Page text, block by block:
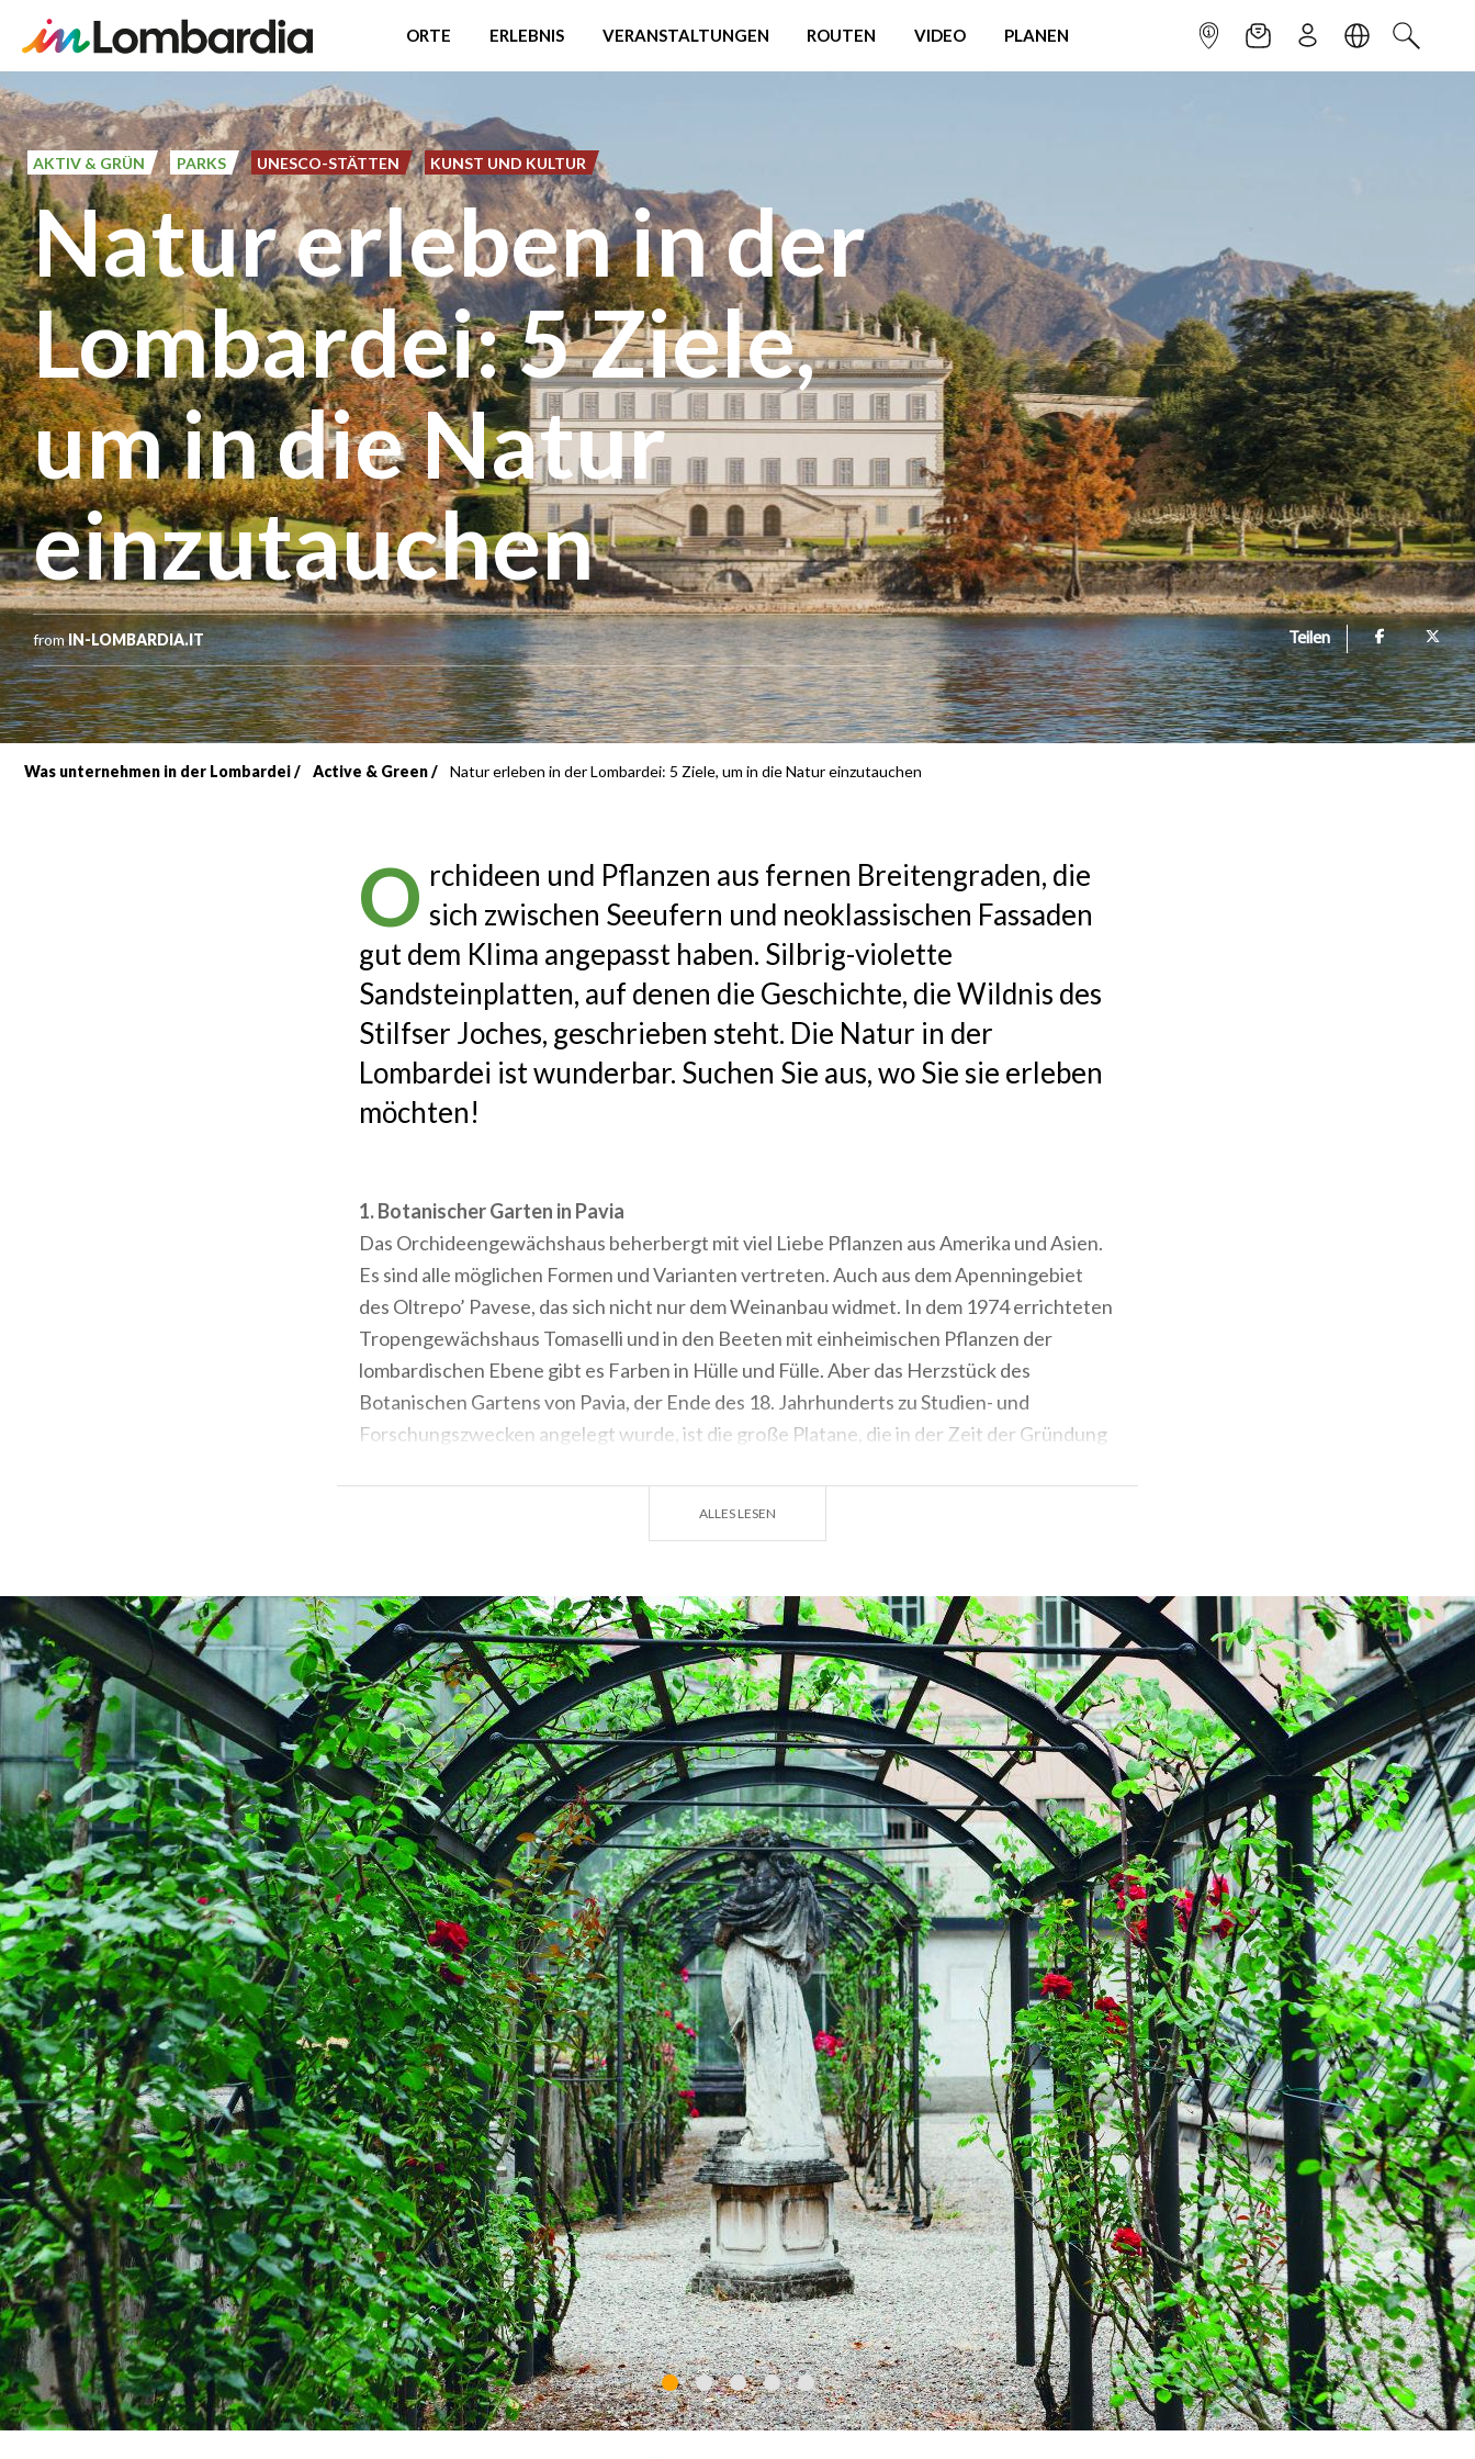
Direkt
zum
Inhalt
ORTE ERLEBNIS VERANSTALTUNGEN ROUTEN VIDEO PLANEN INFOPUNKTNEWSLETTER
ANMELDENSPRACHESUCHEN
AKTIV & GRÜN PARKS UNESCO-STÄTTEN KUNST UND KULTUR
Natur erleben in der
Lombardei: 5 Ziele,
um in die Natur
einzutauchen
fromIN-LOMBARDIA.IT Teilen
Was unternehmen in der Lombardei Active & Green Natur erleben in der Lombardei: 5 Ziele, um in die Natur einzutauchen
O rchideen und Pflanzen aus fernen Breitengraden, die
sich zwischen Seeufern und neoklassischen Fassaden
gut dem Klima angepasst haben. Silbrig-violette
Sandsteinplatten, auf denen die Geschichte, die Wildnis des
Stilfser Joches, geschrieben steht. Die Natur in der
Lombardei ist wunderbar. Suchen Sie aus, wo Sie sie erleben
möchten!
1. Botanischer Garten in Pavia
Das Orchideengewächshaus beherbergt mit viel Liebe Pflanzen aus Amerika und Asien.
Es sind alle möglichen Formen und Varianten vertreten. Auch aus dem Apenningebiet
des Oltrepo’ Pavese, das sich nicht nur dem Weinanbau widmet. In dem 1974 errichteten
Tropengewächshaus Tomaselli und in den Beeten mit einheimischen Pflanzen der
lombardischen Ebene gibt es Farben in Hülle und Fülle. Aber das Herzstück des
Botanischen Gartens von Pavia, der Ende des 18. Jahrhunderts zu Studien- und
Forschungszwecken angelegt wurde, ist die große Platane, die in der Zeit der Gründung
2. Nationalpark Stilfser Joch
Wer das Stilfser Joch schon einmal zu Fuß oder mit dem Fahrrad bewältigt hat, weiß um
die endlosen Kurven, die sich zwischen Wäldern, Almwiesen und kahlen Felsen auf der
lombardischen Seite bis zum höchsten Pass Italiens hinaufschlängeln (2.757 m). Diese
Straße haben Trekker und Radfahrer dem Ingenieur Carlo Donegani zu verdanken, den
Anfang des 19. Jahrhunderts Franz II. von Habsburg-Lothringen mit der Planung der
Straße beauftragt hat, die Bormio mit dem Vinschgau verbinden sollte. Mit knapp 600
km2 ist die Nationalparkregion in der Lombardei die größte der drei Sektoren des 1935
gegründeten Nationalparks. Dieser kann auf geführten Wanderungen, in Workshops
oder bei Aktivitäten im Besucherzentrum Valfurva erkundet werden. Lohnenswert in der
Umgebung: das obere Braulio-Tal, das aus einer anderen Zeit zu sein scheint und ein
Ausritt zu Pferd um die Cancano-Seen.
3. Die Gärten der Villa Melzi d’Eril
Kennen Sie noch andere Orte, die – ohne einen augenscheinlichen Kontrast zu bilden –
eine Kapelle, einen maurischen Pavillon, ägyptische Statuen, eine als Museum für
napoleonische Erinnerungsstücke adaptierte Orangerie, eine Villa aus dem 19.
Jahrhundert und ein 800 Meter langes Gartenparterre vereinen? Lassen Sie sich
überraschen, wenn Sie in der neuklassizistischen Villa Melzi d'Eril in Bellagio am Comer
See ankommen, die für Francesco Melzi d'Eril, dem Vizepräsidenten der von Napoleon
gegründeten Republik, errichtet wurde. Buchstäblich vom See umgeben sind die von
Luigi Canonica und Luigi Villoresi gestalteten Gärten. Versuchen Sie, mit Ihrem
Geruchssinn unter den vielen exotischen Pflanzen den Kampferbaum zu erkennen. Die
Blätter werden Sie führen. Geöffnet von März bis Oktober.
ALLES LESEN